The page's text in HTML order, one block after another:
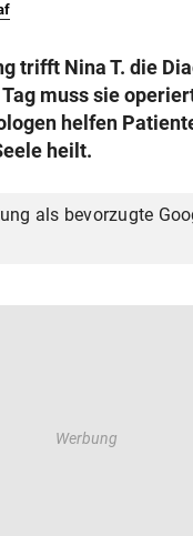
trifft Nina T. die
muss sie
helfen
heilt.
als bevorzugte